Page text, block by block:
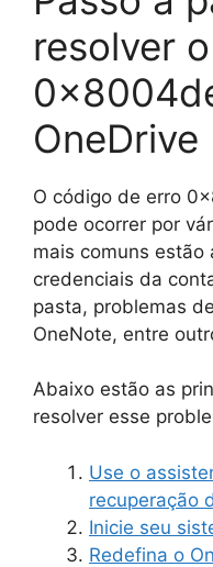
resolver
OneDrive
O código de erro
pode ocorrer por
mais comuns estão
credenciais da
pasta, problemas
OneNote, entre
Abaixo estão as
resolver esse
Use o
recuperação
Inicie seu
Redefina o